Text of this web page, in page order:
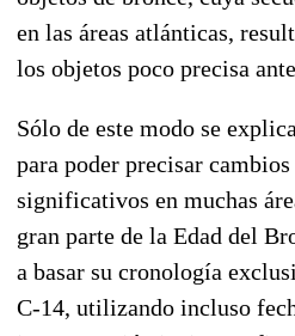
en las áreas atlánticas,
los objetos poco precisa
Sólo de este modo se
para poder precisar
significativos en muchas
gran parte de la Edad del
a basar su cronología
C-14, utilizando incluso